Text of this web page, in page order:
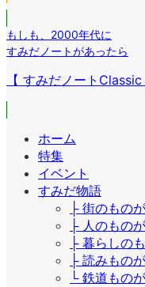
もしも
2000年代に
すみだノートがあったら
【 すみだノートClassic
ホーム
特集
イベント
すみだ物語
├ 街のもの
├ 人のもの
├ 暮らしの
├ 読みもの
└ 鉄道もの